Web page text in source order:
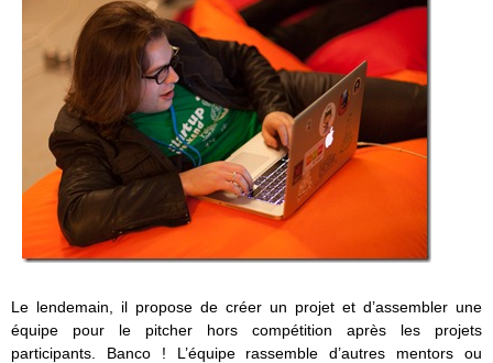
Le lendemain, il propose de créer un projet et d’assembler une
équipe pour le pitcher hors compétition après les projets
participants. Banco ! L’équipe rassemble d’autres mentors ou